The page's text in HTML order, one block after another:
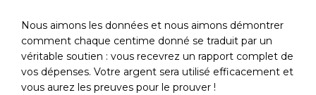
Nous aimons les données et nous aimons démontrer
comment chaque centime donné se traduit par un
véritable soutien : vous recevrez un rapport complet de
vos dépenses. Votre argent sera utilisé efficacement et
vous aurez les preuves pour le prouver !